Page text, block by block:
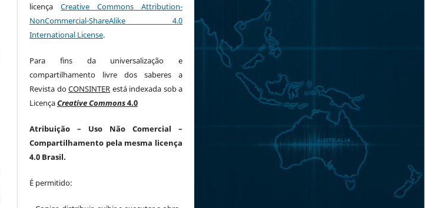
licençaCreative Commons Attribution-
NonCommercial-ShareAlike 4.0
International License.
Para fins da universalização e
compartilhamento livre dos saberes a
Revista doCONSINTER está indexada sob a
LicençaCreative Commons4.0
Atribuição– Uso Não Comercial –
Compartilhamento pela mesma licença
4.0 Brasil.
É permitido: